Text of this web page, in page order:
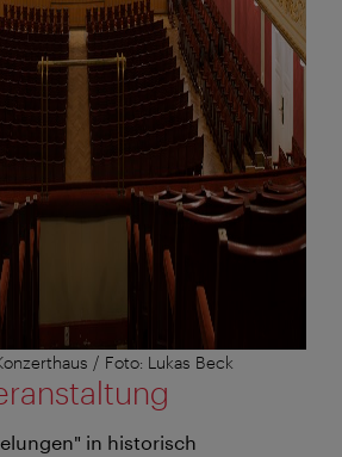
/ Foto: Lukas Beck
in historisch